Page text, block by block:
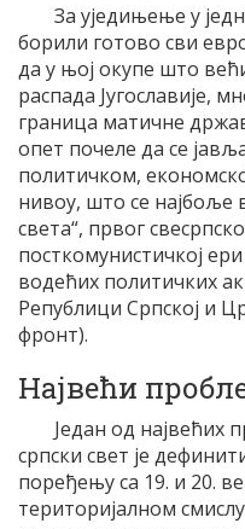
За уједињење у
борили готово сви
да у њој окупе што
распада Југославије,
граница матичне
опет почеле да се
политичком,
нивоу, што се најбоље
света“, првог
посткомунистичкој
водећих политичких
Републици Српској и
фронт).
Највећи
Један од највећих
српски свет је
поређењу са 19. и 20.
територијалном